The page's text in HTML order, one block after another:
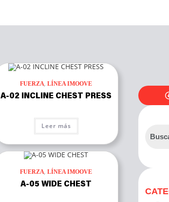
FUERZA,LÍNEA IMOOVE
A-02 INCLINE CHEST PRESS
Leer más
FUERZA,LÍNEA IMOOVE
A-05 WIDE CHEST